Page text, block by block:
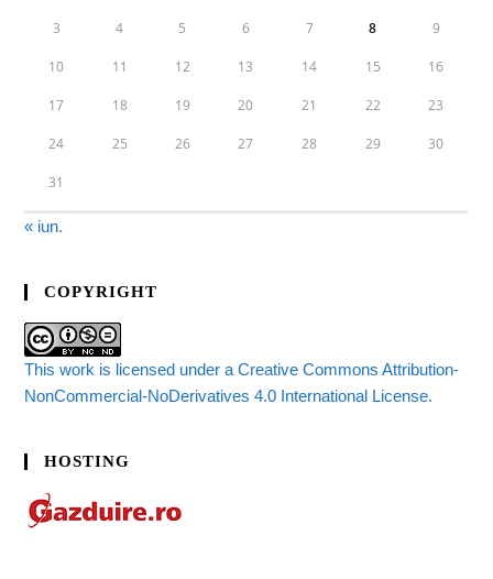
3 4 5 6 7 8 9
10 11 12 13 14 15 16
17 18 19 20 21 22 23
24 25 26 27 28 29 30
31
« iun.
COPYRIGHT
This work is licensed under a Creative Commons Attribution-
NonCommercial-NoDerivatives 4.0 International License.
HOSTING